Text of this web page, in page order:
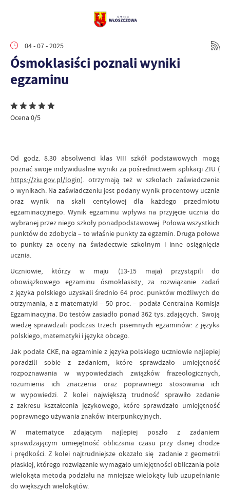
04 - 07 - 2025
Ósmoklasiści poznali wyniki
egzaminu
Ocena 0/5
Od godz. 8.30 absolwenci klas VIII szkół podstawowych mogą
poznać swoje indywidualne wyniki za pośrednictwem aplikacji ZIU (
https://ziu.gov.pl/login). otrzymają też w szkołach zaświadczenia
o wynikach. Na zaświadczeniu jest podany wynik procentowy ucznia
oraz wynik na skali centylowej dla każdego przedmiotu
egzaminacyjnego. Wynik egzaminu wpływa na przyjęcie ucznia do
wybranej przez niego szkoły ponadpodstawowej. Połowa wszystkich
punktów do zdobycia – to właśnie punkty za egzamin. Druga połowa
to punkty za oceny na świadectwie szkolnym i inne osiągnięcia
ucznia.
Uczniowie, którzy w maju (13-15 maja) przystąpili do
obowiązkowego egzaminu ósmoklasisty, za rozwiązanie zadań
z języka polskiego uzyskali średnio 64 proc. punktów możliwych do
otrzymania, a z matematyki – 50 proc. – podała Centralna Komisja
Egzaminacyjna. Do testów zasiadło ponad 362 tys. zdających. Swoją
wiedzę sprawdzali podczas trzech pisemnych egzaminów: z języka
polskiego, matematyki i języka obcego.
Jak podała CKE, na egzaminie z języka polskiego uczniowie najlepiej
poradzili sobie z zadaniem, które sprawdzało umiejętność
rozpoznawania w wypowiedziach związków frazeologicznych,
rozumienia ich znaczenia oraz poprawnego stosowania ich
w wypowiedzi. Z kolei największą trudność sprawiło zadanie
z zakresu kształcenia językowego, które sprawdzało umiejętność
poprawnego używania znaków interpunkcyjnych.
W matematyce zdającym najlepiej poszło z zadaniem
sprawdzającym umiejętność obliczania czasu przy danej drodze
i prędkości. Z kolei najtrudniejsze okazało się zadanie z geometrii
płaskiej, którego rozwiązanie wymagało umiejętności obliczania pola
wielokąta metodą podziału na mniejsze wielokąty lub uzupełnianie
do większych wielokątów.